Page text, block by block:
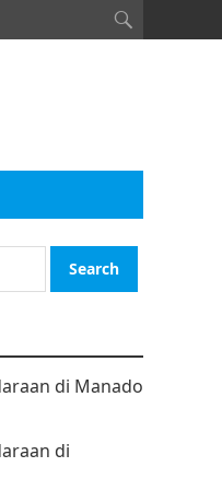
di Manado
di